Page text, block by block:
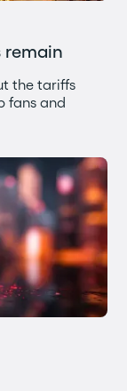
remain
the tariffs
fans and